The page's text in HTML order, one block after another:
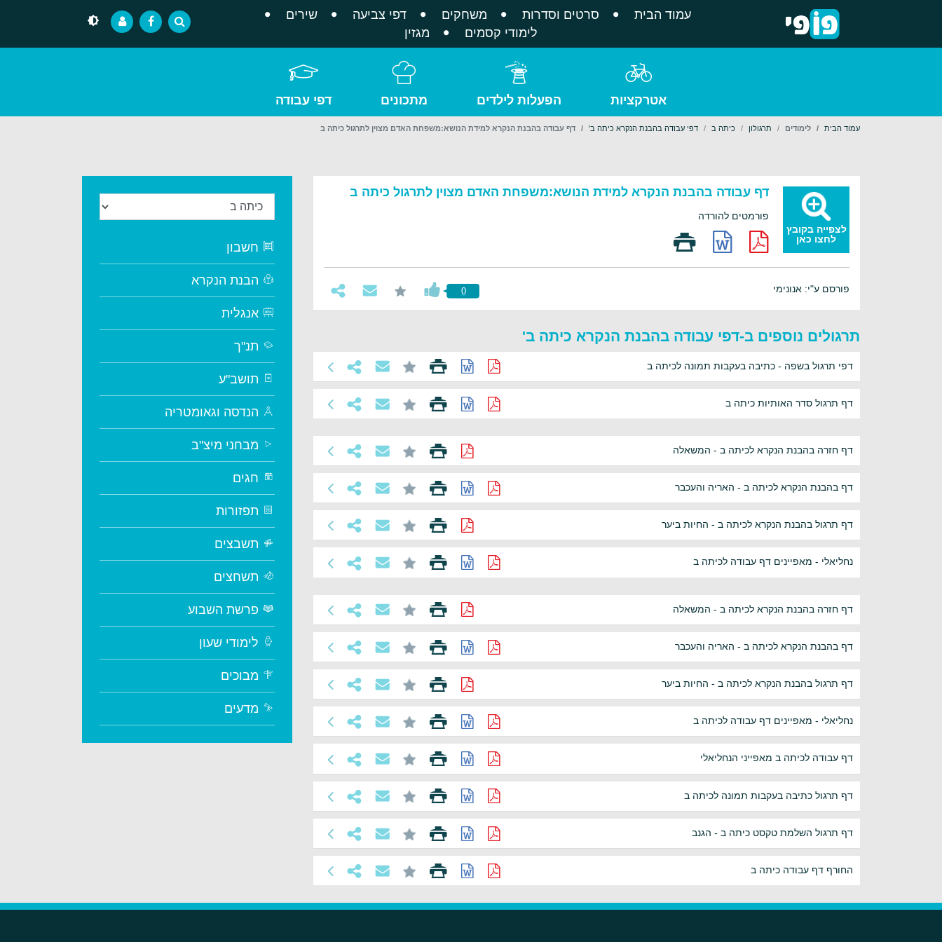
עמוד הבית סרטים וסדרות משחקים דפי צביעה
שירים
לימודי קסמים
מגזין
אטרקציות הפעלות לילדים מתכונים דפי עבודה
עמוד הבית לימודים תרגולון כיתה ב דפי עבודה בהבנת הנקרא כיתה ב' דף עבודה בהבנת הנקרא למידת הנושא:משפחת האדם מצוין לתרגול כיתה ב
לצפייה בקובץ
לחצו כאן
דף עבודה בהבנת הנקרא למידת הנושא:משפחת האדם מצוין לתרגול כיתה ב
פורמטים להורדה
פורסם ע"י: אנונימי 0
תרגולים נוספים ב-דפי עבודה בהבנת הנקרא כיתה ב'
דפי תרגול בשפה - כתיבה בעקבות תמונה לכיתה ב
דף תרגול סדר האותיות כיתה ב
דף חזרה בהבנת הנקרא לכיתה ב - המשאלה
דף בהבנת הנקרא לכיתה ב - האריה והעכבר
דף תרגול בהבנת הנקרא לכיתה ב - החיות ביער
נחליאלי - מאפיינים דף עבודה לכיתה ב
דף חזרה בהבנת הנקרא לכיתה ב - המשאלה
דף בהבנת הנקרא לכיתה ב - האריה והעכבר
דף תרגול בהבנת הנקרא לכיתה ב - החיות ביער
נחליאלי - מאפיינים דף עבודה לכיתה ב
דף עבודה לכיתה ב מאפייני הנחליאלי
דף תרגול כתיבה בעקבות תמונה לכיתה ב
דף תרגול השלמת טקסט כיתה ב - הגנב
החורף דף עבודה כיתה ב
חשבון
הבנת הנקרא
אנגלית
תנ"ך
תושב"ע
הנדסה וגאומטריה
מבחני מיצ"ב
חגים
תפזורות
תשבצים
תשחצים
פרשת השבוע
לימודי שעון
מבוכים
מדעים